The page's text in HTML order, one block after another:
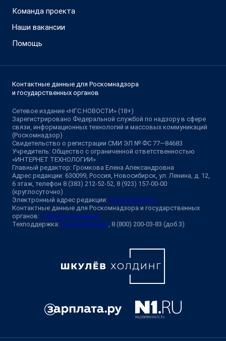
Команда проекта
Наши вакансии
Помощь
Контактные данные для Роскомнадзора
и государственных органов
Сетевое издание «НГС.НОВОСТИ» (18+)
Зарегистрировано Федеральной службой по надзору в сфере
связи, информационных технологий и массовых коммуникаций
(Роскомнадзор)
Свидетельство о регистрации СМИ ЭЛ № ФС 77—84683
Учредитель: Общество с ограниченной ответственностью
«ИНТЕРНЕТ ТЕХНОЛОГИИ»
Главный редактор: Громкова Елена Александровна
Адрес редакции: 630099, Россия, Новосибирск, ул. Ленина, д. 12,
6 этаж, телефон 8 (383) 212-52-52, 8 (923) 157-00-00
(круглосуточно)
Электронный адрес редакции: ngs@shkulev.ru
Контактные данные для Роскомнадзора и государственных
органов: juristnsk@shkulev.ru
Техподдержка: help@shkulev.ru, 8 (800) 200-03-83 (доб.3)